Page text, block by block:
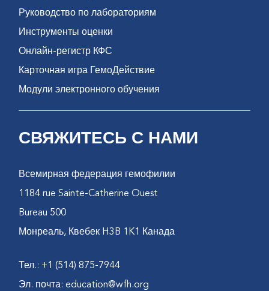
Руководство по лабораториям
Инструменты оценки
Онлайн-регистр КФС
Карточная игра ГемоДействие
Модули электронного обучения
СВЯЖИТЕСЬ С НАМИ
Всемирная федерация гемофилии
1184 rue Sainte-Catherine Ouest
Bureau 500
Монреаль, Квебек H3B 1K1 Канада
Тел.: +1 (514) 875-7944
Эл. почта:education@wfh.org